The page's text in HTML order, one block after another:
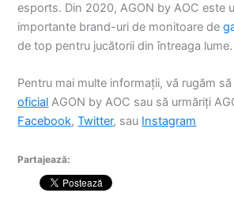
esports. Din 2020, AGON by AOC este
importante brand-uri de monitoare de
de top pentru jucătorii din întreaga lume.
Pentru mai multe informații, vă rugăm
oficial AGON by AOC sau să urmăriți
Facebook,Twitter, sau Instagram
Partajează: